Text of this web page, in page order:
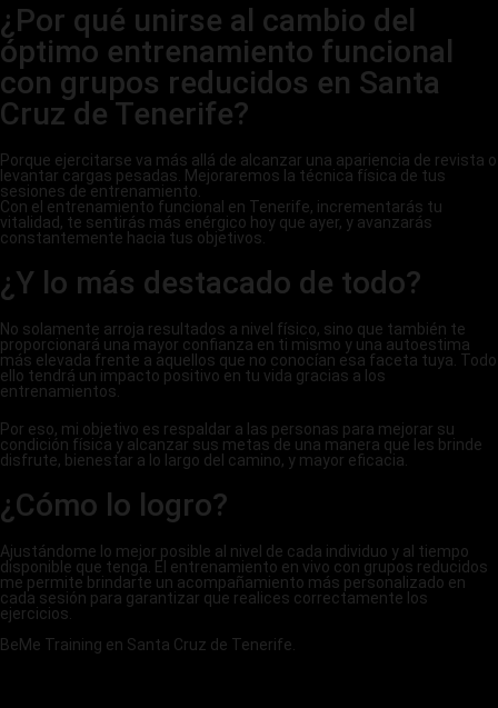
¿Por qué unirse al cambio del
óptimo entrenamiento funcional
con grupos reducidos en Santa
Cruz de Tenerife?
Porque ejercitarse va más allá de alcanzar una apariencia de revista o
levantar cargas pesadas. Mejoraremos la técnica física de tus
sesiones de entrenamiento.
Con el entrenamiento funcional en Tenerife, incrementarás tu
vitalidad, te sentirás más enérgico hoy que ayer, y avanzarás
constantemente hacia tus objetivos.
¿Y lo más destacado de todo?
No solamente arroja resultados a nivel físico, sino que también te
proporcionará una mayor confianza en ti mismo y una autoestima
más elevada frente a aquellos que no conocían esa faceta tuya. Todo
ello tendrá un impacto positivo en tu vida gracias a los
entrenamientos.
Por eso, mi objetivo es respaldar a las personas para mejorar su
condición física y alcanzar sus metas de una manera que les brinde
disfrute, bienestar a lo largo del camino, y mayor eficacia.
¿Cómo lo logro?
Ajustándome lo mejor posible al nivel de cada individuo y al tiempo
disponible que tenga. El entrenamiento en vivo con grupos reducidos
me permite brindarte un acompañamiento más personalizado en
cada sesión para garantizar que realices correctamente los
ejercicios.
BeMe Training en Santa Cruz de Tenerife.